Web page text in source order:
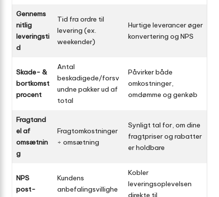
Gennems
nitlig
leveringsti
d
Tid fra ordre til
levering (ex.
weekender)
Hurtige leverancer øger
konvertering og NPS
Skade- &
bortkomst
procent
Antal
beskadigede/forsv
undne pakker ud af
total
Påvirker både
omkostninger,
omdømme og genkøb
Fragtand
el af
omsætnin
g
Fragtomkostninger
÷ omsætning
Synligt tal for, om dine
fragtpriser og rabatter
er holdbare
NPS
post-
Kundens
anbefalingsvillighe
Kobler
leveringsoplevelsen
direkte til